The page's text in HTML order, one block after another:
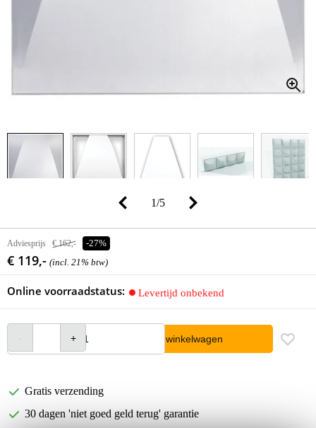
1/5
Adviesprijs € 162,- -27%
€ 119,- (incl. 21% btw)
Online voorraadstatus: Levertijd onbekend
In winkelwagen
Gratis verzending
30 dagen 'niet goed geld terug' garantie